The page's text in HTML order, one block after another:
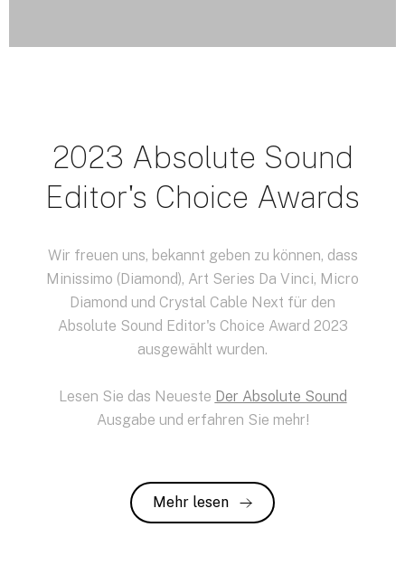
2023 Absolute Sound
Editor's Choice Awards
Wir freuen uns, bekannt geben zu können, dass
Minissimo (Diamond), Art Series Da Vinci, Micro
Diamond und Crystal Cable Next für den
Absolute Sound Editor's Choice Award 2023
ausgewählt wurden.
Lesen Sie das Neueste Der Absolute Sound
Ausgabe und erfahren Sie mehr!
Mehr lesen